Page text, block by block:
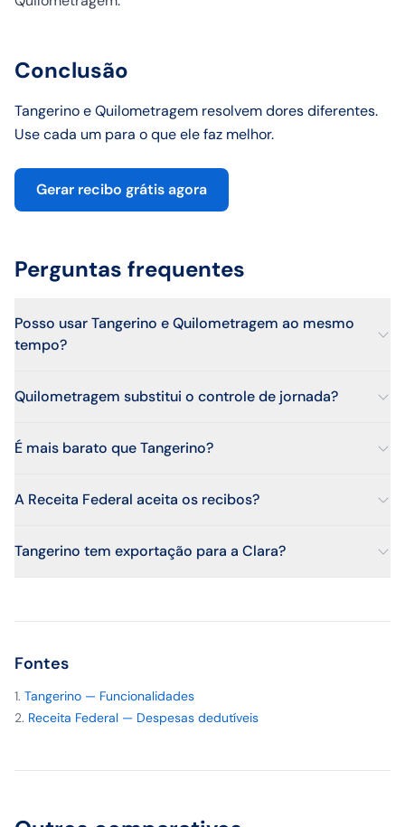
Conclusão
Tangerino e Quilometragem resolvem dores diferentes.
Use cada um para o que ele faz melhor.
Gerar recibo grátis agora
Perguntas frequentes
Posso usar Tangerino e Quilometragem ao mesmo
tempo?
Quilometragem substitui o controle de jornada?
É mais barato que Tangerino?
A Receita Federal aceita os recibos?
Tangerino tem exportação para a Clara?
Fontes
Tangerino — Funcionalidades
Receita Federal — Despesas dedutíveis